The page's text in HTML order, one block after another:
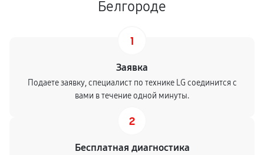
Белгороде
1
Заявка
Подаете заявку, специалист по технике LG соединится с
вами в течение одной минуты.
2
Бесплатная диагностика